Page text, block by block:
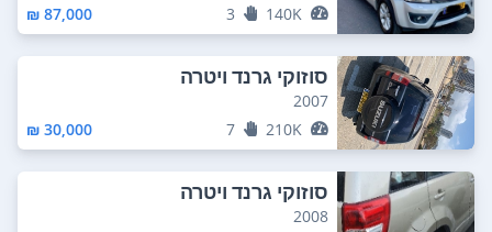
140K
3
87,000 ₪
סוזוקי גרנד ויטרה
2007
210K
7
30,000 ₪
סוזוקי גרנד ויטרה
2008